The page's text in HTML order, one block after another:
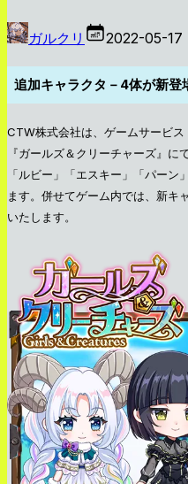
ガルクリ 2022-05-17
追加キャラクタ－4体が新登
CTW株式会社は、ゲームサービ
『ガールズ＆クリーチャーズ』に
「ルビー」「エスキー」「パーン
ます。併せてゲーム内では、新キ
いたします。